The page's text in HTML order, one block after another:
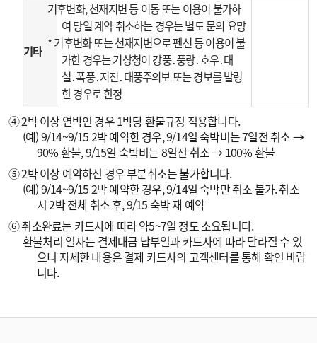
기타
기후변화, 천재지변 등 이동 또는 이용이 불가하
여 당일 계약 취소하는 경우는 별도 문의 요망
* 기후변화 또는 천재지변으로 펜션 등 이용이 불
가한 경우는 기상청이 강풍․풍랑․호우․대
설․폭풍․지진․태풍주의보 또는 경보를 발령
한 경우로 한정
④ 2박 이상 연박인 경우 1박당 환불규정 적용합니다.
(예) 9/14~9/15 2박 예약한 경우, 9/14일 숙박비는 7일전 취소 →
90% 환불, 9/15일 숙박비는 8일전 취소 → 100% 환불
⑤ 2박 이상 예약하신 경우 부분취소는 불가합니다.
(예) 9/14~9/15 2박 예약한 경우, 9/14일 숙박만 취소 불가. 취소
시 2박 전체 취소 후, 9/15 숙박 재 예약
⑥ 취소완료는 카드사에 따라 약5~7일 정도 소요됩니다.
환불처리 일자는 결제대금 납부일과 카드사에 따라 달라질 수 있
으니 자세한 내용은 결제 카드사의 고객센터를 통해 확인 바랍
니다.